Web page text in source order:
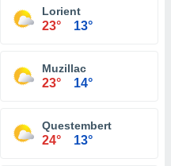
Lorient
23° 13°
Muzillac
23° 14°
Questembert
24° 13°